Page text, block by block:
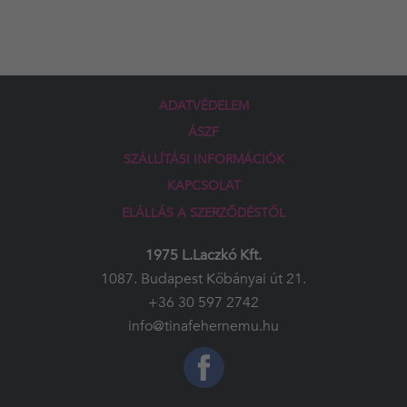
ADATVÉDELEM
ÁSZF
SZÁLLÍTÁSI INFORMÁCIÓK
KAPCSOLAT
ELÁLLÁS A SZERZŐDÉSTŐL
1975 L.Laczkó Kft.
1087. Budapest Kőbányai út 21.
+36 30 597 2742
info@tinafehernemu.hu